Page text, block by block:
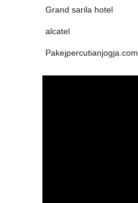
Grand sarila hotel
alcatel
Pakejpercutianjogja.com